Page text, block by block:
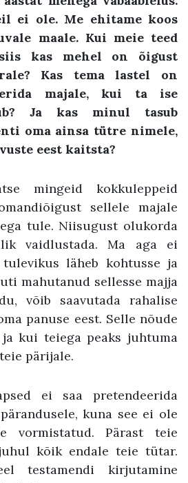
ei ole. Me ehitame koos
maale. Kui meie teed
kas mehel on õigust
Kas tema lastel on
majale, kui ta ise
Ja kas minul tasub
oma ainsa tütre nimele,
eest kaitsta?
mingeid kokkuleppeid
sellele majale
tule. Niisugust olukorda
vaidlustada. Ma aga ei
läheb kohtusse ja
mahutanud sellesse majja
võib saavutada rahalise
panuse eest. Selle nõude
kui teiega peaks juhtuma
pärijale.
ei saa pretendeerida
kuna see ei ole
vormistatud. Pärast teie
kõik endale teie tütar.
testamendi kirjutamine